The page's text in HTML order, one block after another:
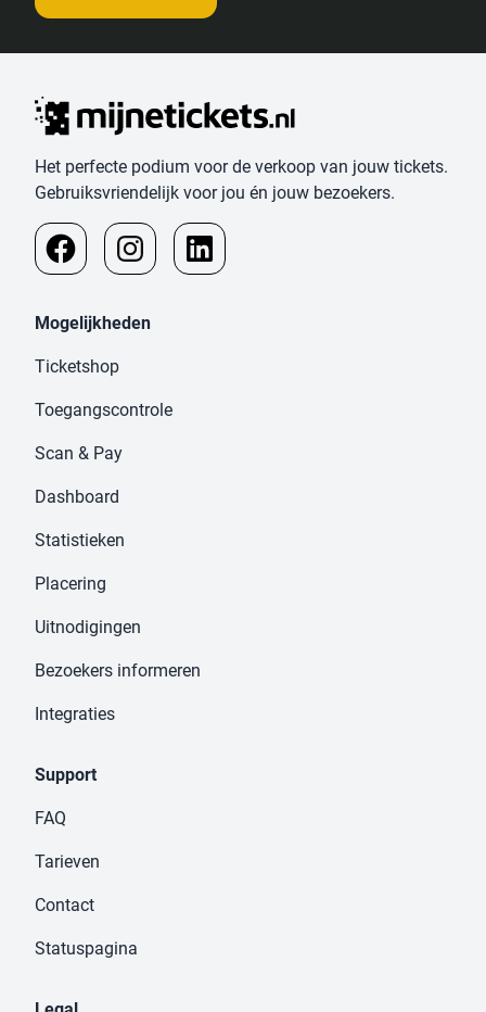
Het perfecte podium voor de verkoop van jouw tickets.
Gebruiksvriendelijk voor jou én jouw bezoekers.
Mogelijkheden
Ticketshop
Toegangscontrole
Scan & Pay
Dashboard
Statistieken
Placering
Uitnodigingen
Bezoekers informeren
Integraties
Support
FAQ
Tarieven
Contact
Statuspagina